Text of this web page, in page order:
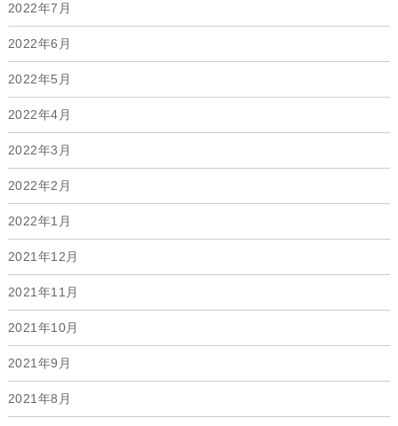
2022年7月
2022年6月
2022年5月
2022年4月
2022年3月
2022年2月
2022年1月
2021年12月
2021年11月
2021年10月
2021年9月
2021年8月